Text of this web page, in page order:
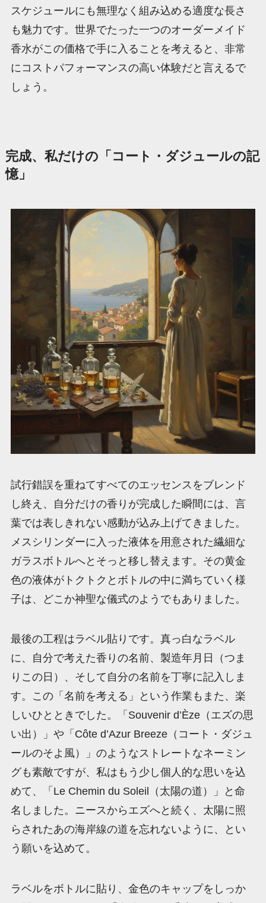
スケジュールにも無理なく組み込める適度な長さ
も魅力です。世界でたった一つのオーダーメイド
香水がこの価格で手に入ることを考えると、非常
にコストパフォーマンスの高い体験だと言えるで
しょう。
完成、私だけの「コート・ダジュールの記
憶」
試行錯誤を重ねてすべてのエッセンスをブレンド
し終え、自分だけの香りが完成した瞬間には、言
葉では表しきれない感動が込み上げてきました。
メスシリンダーに入った液体を用意された繊細な
ガラスボトルへとそっと移し替えます。その黄金
色の液体がトクトクとボトルの中に満ちていく様
子は、どこか神聖な儀式のようでもありました。
最後の工程はラベル貼りです。真っ白なラベル
に、自分で考えた香りの名前、製造年月日（つま
りこの日）、そして自分の名前を丁寧に記入しま
す。この「名前を考える」という作業もまた、楽
しいひとときでした。「Souvenir d’Èze（エズの思
い出）」や「Côte d’Azur Breeze（コート・ダジュ
ールのそよ風）」のようなストレートなネーミン
グも素敵ですが、私はもう少し個人的な思いを込
めて、「Le Chemin du Soleil（太陽の道）」と命
名しました。ニースからエズへと続く、太陽に照
らされたあの海岸線の道を忘れないように、とい
う願いを込めて。
ラベルをボトルに貼り、金色のキャップをしっか